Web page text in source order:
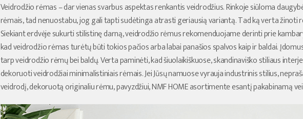
Veidrodžio rėmas – dar vienas svarbus aspektas renkantis veidrodžius. Rinkoje siūloma
rėmais, tad nenuostabu, jog gali tapti sudėtinga atrasti geriausią variantą. Tad ką verta žinoti
Siekiant erdvėje sukurti stilistinę darną, veidrodžio rėmus rekomenduojame derinti prie
kad veidrodžio rėmas turėtų būti tokios pačios arba labai panašios spalvos kaip ir baldai.
tarp veidrodžio rėmų bei baldų. Verta paminėti, kad šiuolaikiškuose, skandinaviško stiliaus
dekoruoti veidrodžiai minimalistiniais rėmais. Jei Jūsų namuose vyrauja industrinis stilius,
veidrodį, dekoruotą originaliu rėmu, pavyzdžiui, NMF HOME asortimente esantį pakabinamą